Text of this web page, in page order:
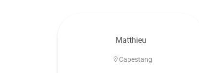
Matthieu
Capestang